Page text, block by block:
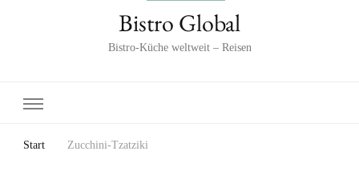
Bistro Global
Bistro-Küche weltweit – Reisen
Start Zucchini-Tzatziki